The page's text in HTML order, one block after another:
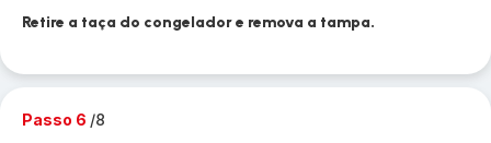
Retire a taça do congelador e remova a tampa.
Passo 6 /8